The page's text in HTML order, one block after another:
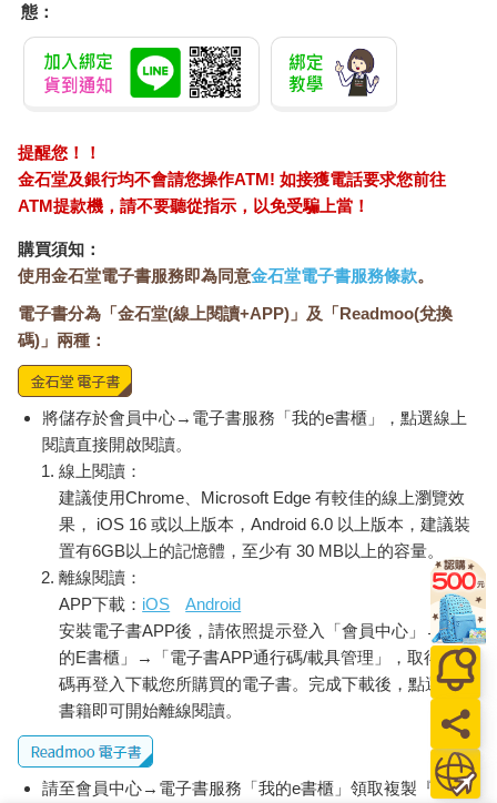
態：
提醒您！！
金石堂及銀行均不會請您操作ATM! 如接獲電話要求您前往
ATM提款機，請不要聽從指示，以免受騙上當！
購買須知：
使用金石堂電子書服務即為同意金石堂電子書服務條款。
電子書分為「金石堂(線上閱讀+APP)」及「Readmoo(兌換
碼)」兩種：
將儲存於會員中心→電子書服務「我的e書櫃」，點選線上
閱讀直接開啟閱讀。
線上閱讀：
建議使用Chrome、Microsoft Edge 有較佳的線上瀏覽效
果， iOS 16 或以上版本，Android 6.0 以上版本，建議裝
置有6GB以上的記憶體，至少有 30 MB以上的容量。
離線閱讀：
APP下載： iOS
Android
安裝電子書APP後，請依照提示登入「會員中心」→「我
的E書櫃」→「電子書APP通行碼/載具管理」，取得通行
碼再登入下載您所購買的電子書。完成下載後，點選任一
書籍即可開始離線閱讀。
請至會員中心→電子書服務「我的e書櫃」領取複製『兌換